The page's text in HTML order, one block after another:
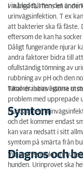
via blodet, men det är
I många fall finns en
urinvägsinfektion. T ex
att bakterier ska få fäste.
eftersom de kan ha
Dåligt fungerande njurar
andra faktorer bidra till
ofullständig tömning av
rubbning av pH och den
tumörer i urinvägarna m
Tikar drabbas i större
problem med upprepade
Symtom
Hundar med
och det kommer endast
kan vara nedsatt i sitt
symtom på smärta från
Diagnos och
Vid en misstänkt
hunden. Urinprovet ska